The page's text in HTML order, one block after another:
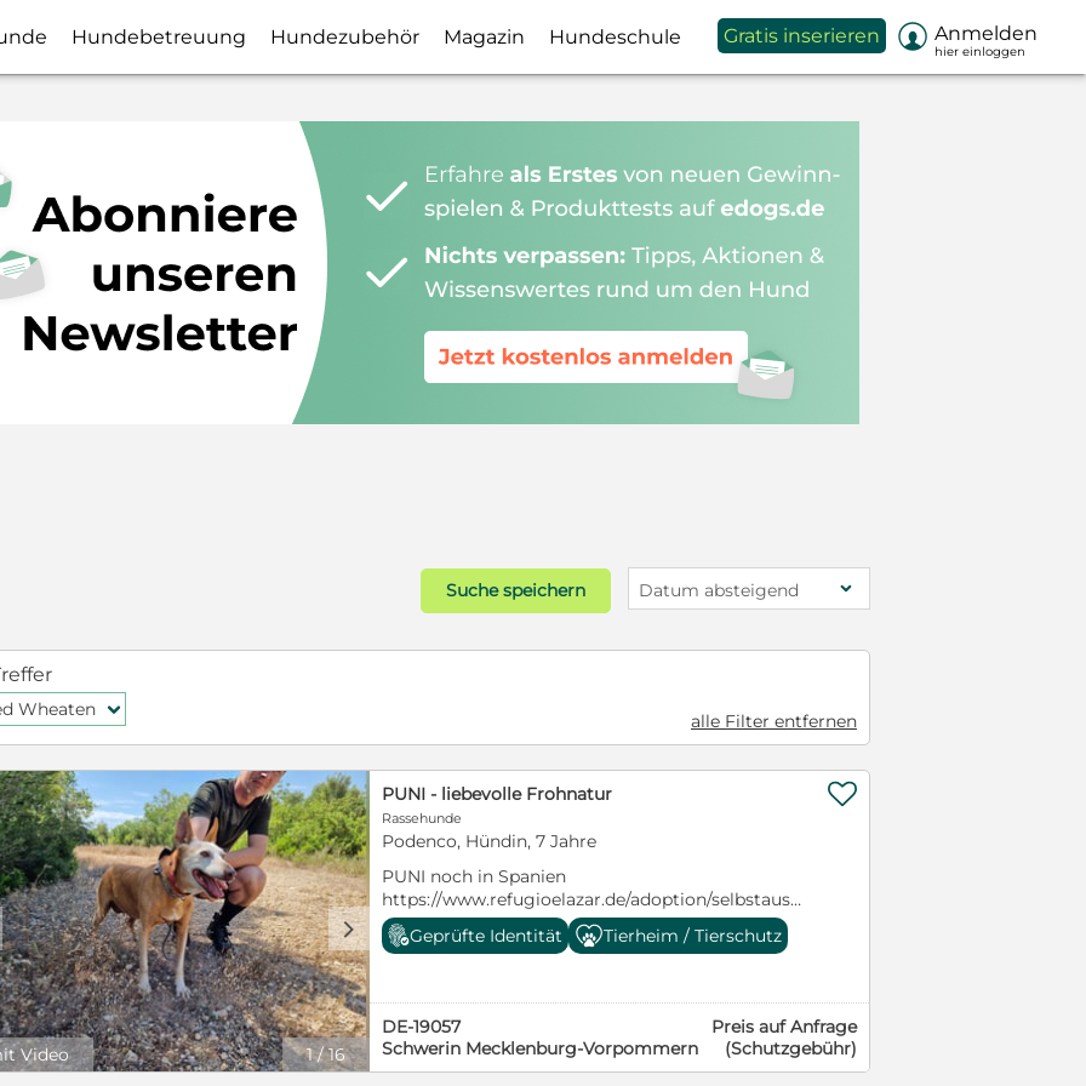
Hundebetreuung Hundezubehör Magazin Hundeschule Gratis inserieren  Anmelden
hier einloggen
Suche speichern Datum absteigend
Wheaten f
alle Filter entfernen
1/16
d
Video
PUNI - liebevolle Frohnatur
Rassehunde
Podenco, Hündin, 7 Jahre
PUNI noch in Spanien
https://www.refugioelazar.de/adoption/selbstauskunft-
adoption Name: Puni Rasse: Podenca Alter: geb.
ca. 01.01.2019 Geschlecht: Hündin Größe: ca. 45 cm
sehr zutraulich ✔ aktiv, verspielt, neugierig ✔
auch für Hundeanfänger ✔ für Familien geeignet
✔ lieb zu Kindern ✔ Verträglich mit Rüden und

Geprüfte Identität Tierheim / Tierschutz
DE-19057
Schwerin Mecklenburg-Vorpommern
Preis auf Anfrage
(Schutzgebühr)